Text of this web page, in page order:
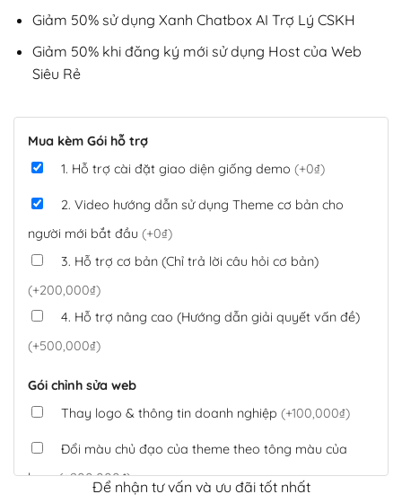
Giảm 50% sử dụng Xanh Chatbox AI Trợ Lý CSKH
Giảm 50% khi đăng ký mới sử dụng Host của Web
Siêu Rẻ
Mua kèm Gói hỗ trợ
1. Hỗ trợ cài đặt giao diện giống demo (+0₫)
2. Video hướng dẫn sử dụng Theme cơ bản cho
người mới bắt đầu (+0₫)
3. Hỗ trợ cơ bản (Chỉ trả lời câu hỏi cơ bản)
(+200,000₫)
4. Hỗ trợ nâng cao (Hướng dẫn giải quyết vấn đề)
(+500,000₫)
Gói chỉnh sửa web
Thay logo & thông tin doanh nghiệp (+100,000₫)
Đổi màu chủ đạo của theme theo tông màu của
logo(+200,000₫)
Để nhận tư vấn và ưu đãi tốt nhất